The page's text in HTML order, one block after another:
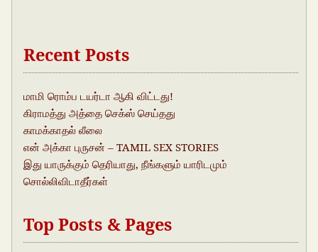
Recent Posts
மாமி ரொம்ப டயர்டா ஆகி விட்டது!
கிராமத்து அத்தை செக்ஸ் செய்தது
காமக்காதல் லீலை
என் அக்கா புருசன் – TAMIL SEX STORIES
இது யாருக்கும் தெரியாது, நீங்களும் யாரிடமும்
சொல்லிவிடாதீர்கள்
Top Posts & Pages